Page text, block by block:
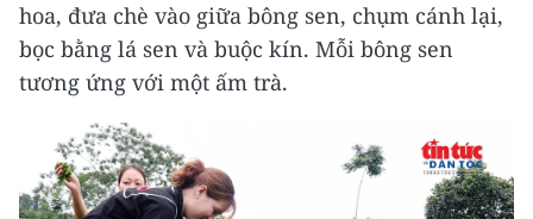
hoa, đưa chè vào giữa bông sen, chụm cánh lại,
bọc bằng lá sen và buộc kín. Mỗi bông sen
tương ứng với một ấm trà.